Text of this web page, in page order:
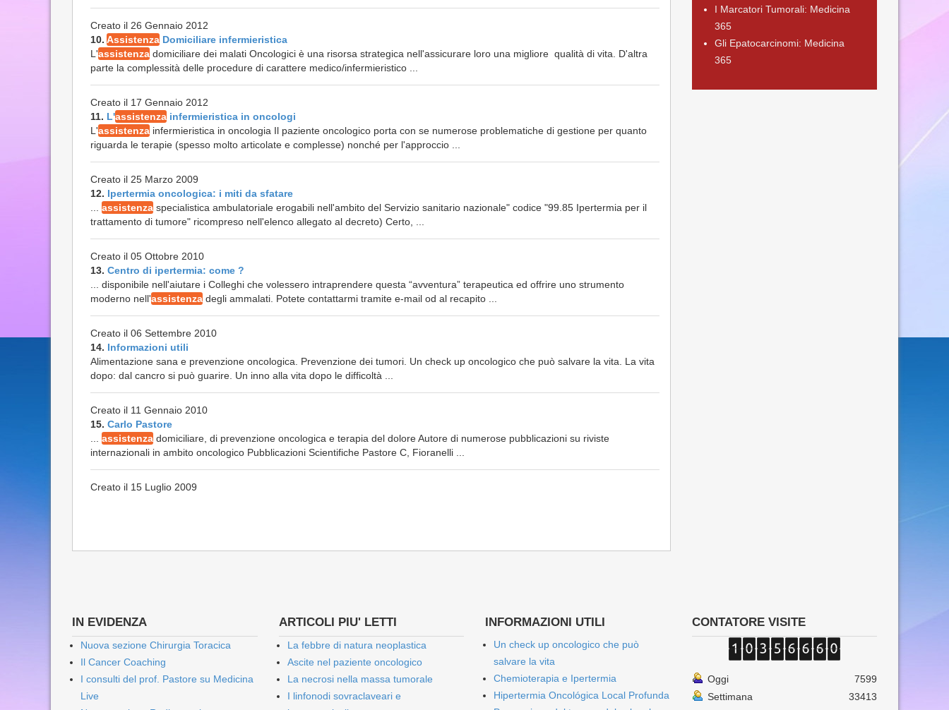
Creato il 26 Gennaio 2012
10. Assistenza Domiciliare infermieristica
L'assistenza domiciliare dei malati Oncologici è una risorsa strategica nell'assicurare loro una migliore qualità di vita. D'altra
parte la complessità delle procedure di carattere medico/infermieristico ...
Creato il 17 Gennaio 2012
11. L'assistenza infermieristica in oncologi
L'assistenza infermieristica in oncologia Il paziente oncologico porta con se numerose problematiche di gestione per quanto
riguarda le terapie (spesso molto articolate e complesse) nonché per l'approccio ...
Creato il 25 Marzo 2009
12. Ipertermia oncologica: i miti da sfatare
assistenza specialistica ambulatoriale erogabili nell'ambito del Servizio sanitario nazionale" codice "99.85 Ipertermia per il
trattamento di tumore" ricompreso nell'elenco allegato al decreto) Certo, ...
Creato il 05 Ottobre 2010
13. Centro di ipertermia: come ?
... disponibile nell'aiutare i Colleghi che volessero intraprendere questa “avventura” terapeutica ed offrire uno strumento
moderno nell'assistenza degli ammalati. Potete contattarmi tramite e-mail od al recapito ...
Creato il 06 Settembre 2010
14. Informazioni utili
Alimentazione sana e prevenzione oncologica. Prevenzione dei tumori. Un check up oncologico che può salvare la vita. La vita
dopo: dal cancro si può guarire. Un inno alla vita dopo le difficoltà ...
Creato il 11 Gennaio 2010
15. Carlo Pastore
assistenza domiciliare, di prevenzione oncologica e terapia del dolore Autore di numerose pubblicazioni su riviste
internazionali in ambito oncologico Pubblicazioni Scientifiche Pastore C, Fioranelli ...
Creato il 15 Luglio 2009
I Marcatori Tumorali: Medicina
365
Gli Epatocarcinomi: Medicina
365
IN EVIDENZA
Nuova sezione Chirurgia Toracica
Il Cancer Coaching
I consulti del prof. Pastore su Medicina
Live
ARTICOLI PIU' LETTI
La febbre di natura neoplastica
Ascite nel paziente oncologico
La necrosi nella massa tumorale
I linfonodi sovraclaveari e
INFORMAZIONI UTILI
Un check up oncologico che può
salvare la vita
Chemioterapia e Ipertermia
Hipertermia Oncológica Local Profunda
CONTATORE VISITE
Oggi
7599
Settimana
33413